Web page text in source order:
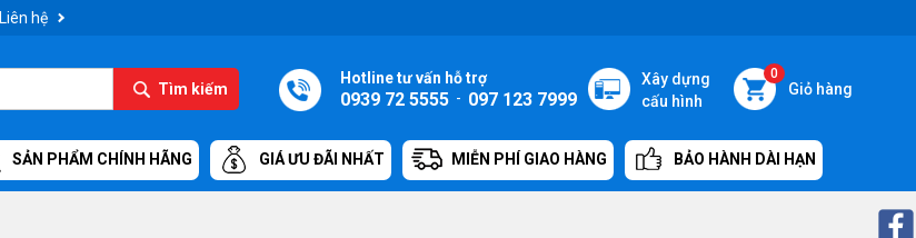
Liên hệ
Tìm kiếm
0
Giỏ hàng
Xây dựng
cấu hình
Hotline tư vấn hỗ trợ
0939 72 5555 - 097 123 7999
SẢN PHẨM CHÍNH HÃNG GIÁ ƯU ĐÃI NHẤT MIỄN PHÍ GIAO HÀNG BẢO HÀNH DÀI HẠN